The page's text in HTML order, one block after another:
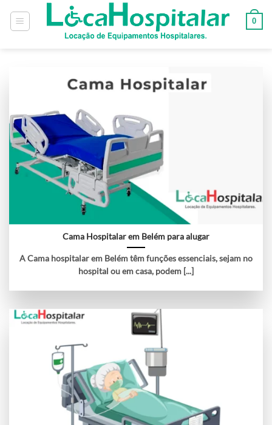
0
Cama Hospitalar em Belém para alugar
A Cama hospitalar em Belém têm funções essenciais, sejam no
hospital ou em casa, podem [...]